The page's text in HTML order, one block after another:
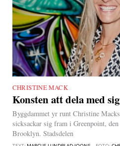
CHRISTINE MACK
Konsten att dela med sig
Byggdammet yr runt Christine
sicksackar sig fram i Greenpoint,
Brooklyn. Stadsdelen